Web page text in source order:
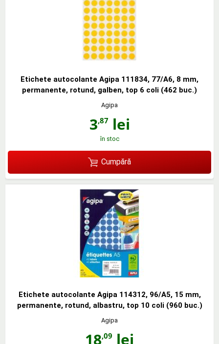
Etichete autocolante Agipa 111834, 77/A6, 8 mm,
permanente, rotund, galben, top 6 coli (462 buc.)
Agipa
3,87lei
în stoc
Cumpără
Etichete autocolante Agipa 114312, 96/A5, 15 mm,
permanente, rotund, albastru, top 10 coli (960 buc.)
Agipa
18,09 lei